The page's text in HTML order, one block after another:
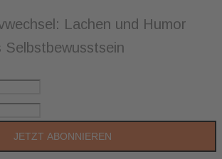
Lachen und Humor
Selbstbewusstsein
JETZT ABONNIEREN